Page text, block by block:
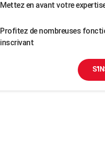
Mettez en avant votre
Profitez de nombreuses
inscrivant